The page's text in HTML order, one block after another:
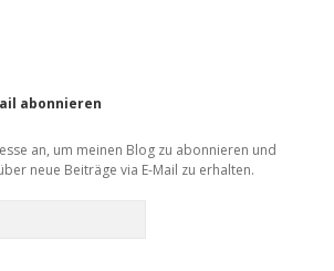
abonnieren
an, um meinen Blog zu abonnieren und
neue Beiträge via E-Mail zu erhalten.